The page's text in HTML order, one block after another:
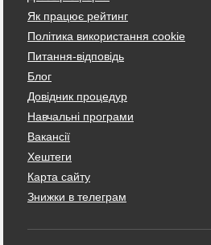
Як працює рейтинг
Політика використання cookie
Питання-відповідь
Блог
Довідник процедур
Навчальні програми
Вакансії
Хештеги
Карта сайту
Знижки в телеграм